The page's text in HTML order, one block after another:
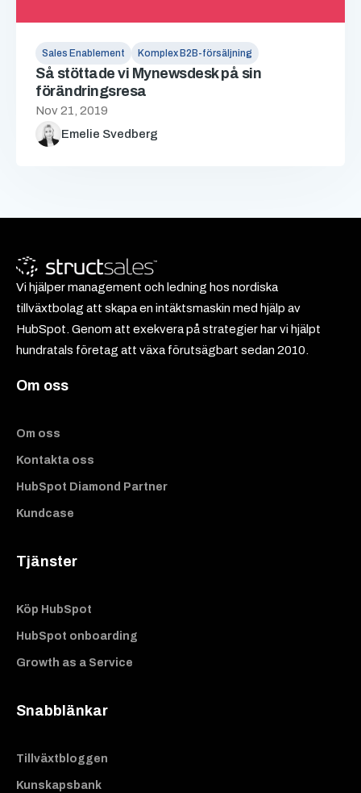
Sales Enablement Komplex B2B-försäljning
Så stöttade vi Mynewsdesk på sin
förändringsresa
Nov 21, 2019
Emelie Svedberg
Vi hjälper management och ledning hos nordiska
tillväxtbolag att skapa en intäktsmaskin med hjälp av
HubSpot. Genom att exekvera på strategier har vi hjälpt
hundratals företag att växa förutsägbart sedan 2010.
Om oss
Om oss
Kontakta oss
HubSpot Diamond Partner
Kundcase
Tjänster
Köp HubSpot
HubSpot onboarding
Growth as a Service
Snabblänkar
Tillväxtbloggen
Kunskapsbank